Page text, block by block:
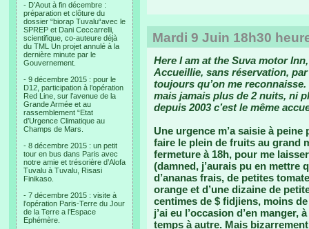
- D’Aout à fin décembre :
préparation et clôture du
dossier “biorap Tuvalu“avec le
SPREP et Dani Ceccarrelli,
scientifique, co-auteure déjà
du TML Un projet annulé à la
dernière minute par le
Gouvernement.
- 9 décembre 2015 : pour le
D12, participation à l’opération
Red Line, sur l’avenue de la
Grande Armée et au
rassemblement “Etat
d’Urgence Climatique au
Champs de Mars.
- 8 décembre 2015 : un petit
tour en bus dans Paris avec
notre amie et trésorière d’Alofa
Tuvalu à Tuvalu, Risasi
Finikaso.
- 7 décembre 2015 : visite à
l’opération Paris-Terre du Jour
de la Terre a l’Espace
Ephémère.
Mardi 9 Juin 18h30
Here I am at the Suva motor
Accueillie, sans réservation,
toujours qu’on me
mais jamais plus de 2 nuits, ni
depuis 2003 c’est le même
Une urgence m’a saisie à
faire le plein de fruits au grand
fermeture à 18h, pour me
(damned, j’aurais pu en mettre
d’ananas frais, de petites
orange et d’une dizaine de
centimes de $ fidjiens, moins
j’ai eu l’occasion d’en manger,
temps à autre. Mais